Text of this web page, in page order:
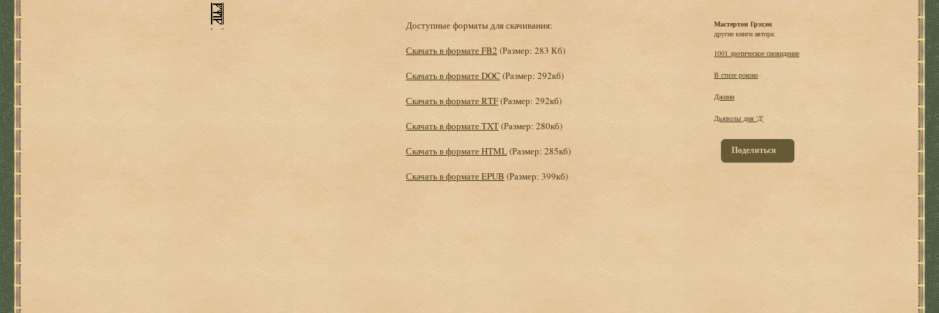
Доступные форматы для скачивания:
Скачать в формате FB2 (Размер: 283 Кб)
Скачать в формате DOC (Размер: 292кб)
Скачать в формате RTF(Размер: 292кб)
Скачать в формате TXT(Размер: 280кб)
Скачать в формате HTML(Размер: 285кб)
Скачать в формате EPUB (Размер: 399кб)
Мастертон Грэхэм
другие книги автора:
1001 эротическое сновидение
В стиле рококо
Джинн
Дьяволы дня 'Д'
Поделиться